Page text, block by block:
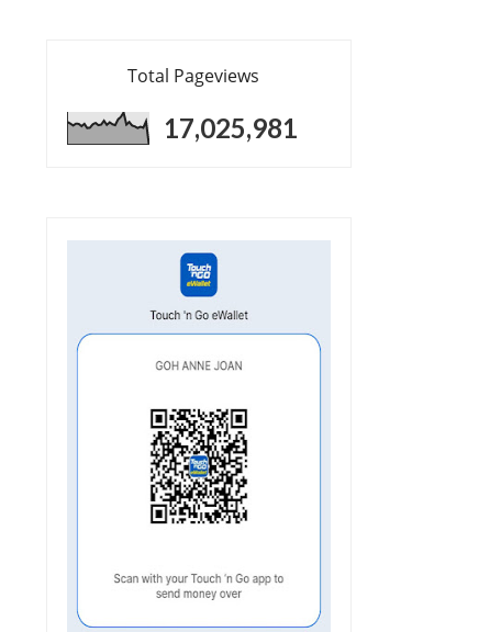
Total Pageviews
17,025,981